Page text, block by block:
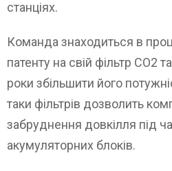
станціях.
Команда знаходиться в
патенту на свій фільтр CO2
роки збільшити його
таки фільтрів дозволить
забруднення довкілля під
акумуляторних блоків.